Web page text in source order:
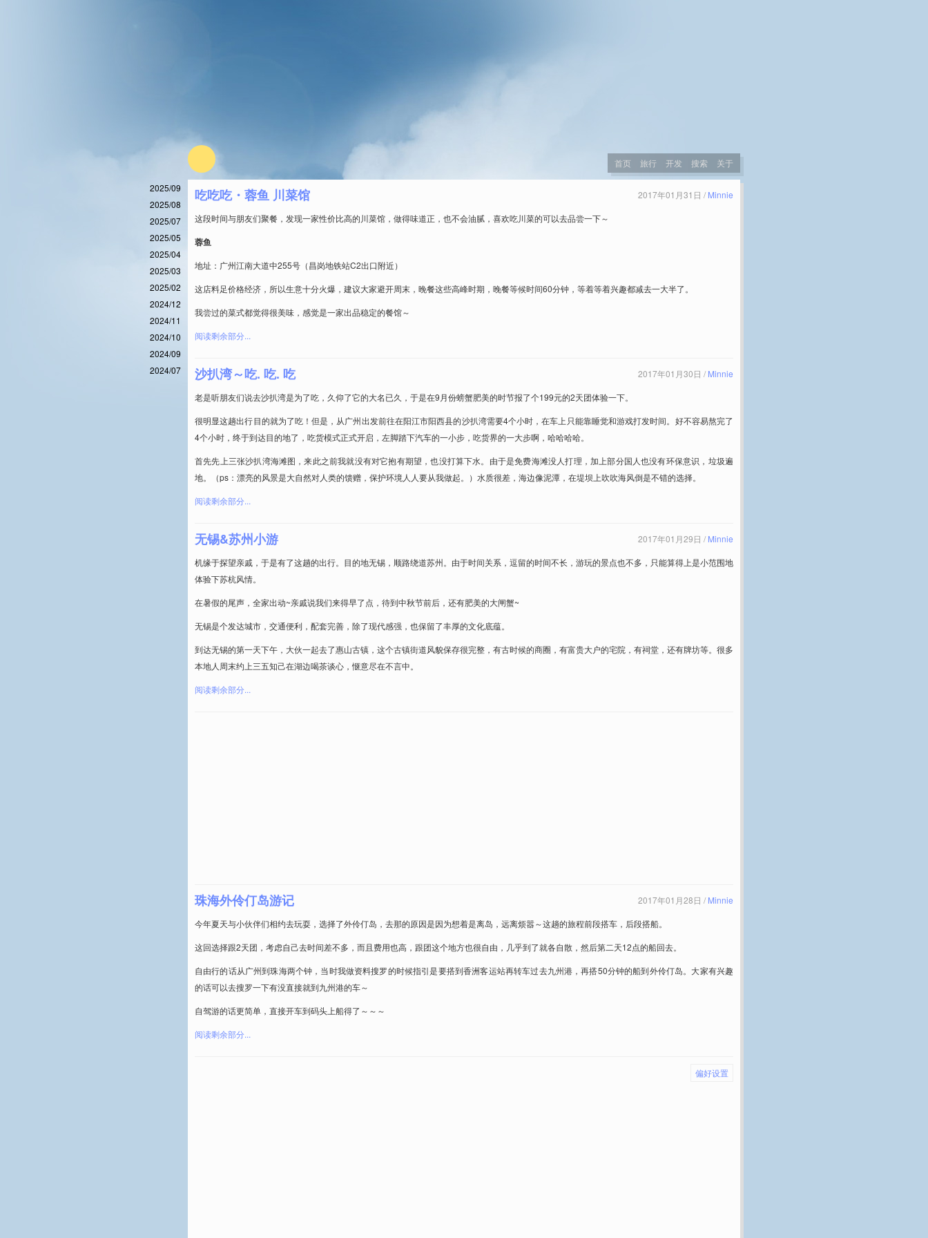
首页 旅行 开发 搜索 关于
2025/09
2025/08
2025/07
2025/05
2025/04
2025/03
2025/02
2024/12
2024/11
2024/10
2024/09
2024/07
吃吃吃・蓉鱼 川菜馆 2017年01月31日 / Minnie
这段时间与朋友们聚餐，发现一家性价比高的川菜馆，做得味道正，也不会油腻，喜欢吃川菜的可以去品尝一下～
蓉鱼
地址：广州江南大道中255号（昌岗地铁站C2出口附近）
这店料足价格经济，所以生意十分火爆，建议大家避开周末，晚餐这些高峰时期，晚餐等候时间60分钟，等着等着兴趣都减去一大半了。
我尝过的菜式都觉得很美味，感觉是一家出品稳定的餐馆～
阅读剩余部分...
沙扒湾～吃. 吃. 吃 2017年01月30日 / Minnie
老是听朋友们说去沙扒湾是为了吃，久仰了它的大名已久，于是在9月份螃蟹肥美的时节报了个199元的2天团体验一下。
很明显这趟出行目的就为了吃！但是，从广州出发前往在阳江市阳西县的沙扒湾需要4个小时，在车上只能靠睡觉和游戏打发时间。好不容易熬完了
4个小时，终于到达目的地了，吃货模式正式开启，左脚踏下汽车的一小步，吃货界的一大步啊，哈哈哈哈。
首先先上三张沙扒湾海滩图，来此之前我就没有对它抱有期望，也没打算下水。由于是免费海滩没人打理，加上部分国人也没有环保意识，垃圾遍
地。（ps：漂亮的风景是大自然对人类的馈赠，保护环境人人要从我做起。）水质很差，海边像泥潭，在堤坝上吹吹海风倒是不错的选择。
阅读剩余部分...
无锡&苏州小游 2017年01月29日 / Minnie
机缘于探望亲戚，于是有了这趟的出行。目的地无锡，顺路绕道苏州。由于时间关系，逗留的时间不长，游玩的景点也不多，只能算得上是小范围地
体验下苏杭风情。
在暑假的尾声，全家出动~亲戚说我们来得早了点，待到中秋节前后，还有肥美的大闸蟹~
无锡是个发达城市，交通便利，配套完善，除了现代感强，也保留了丰厚的文化底蕴。
到达无锡的第一天下午，大伙一起去了惠山古镇，这个古镇街道风貌保存很完整，有古时候的商圈，有富贵大户的宅院，有祠堂，还有牌坊等。很多
本地人周末约上三五知己在湖边喝茶谈心，惬意尽在不言中。
阅读剩余部分...
珠海外伶仃岛游记 2017年01月28日 / Minnie
今年夏天与小伙伴们相约去玩耍，选择了外伶仃岛，去那的原因是因为想着是离岛，远离烦嚣～这趟的旅程前段搭车，后段搭船。
这回选择跟2天团，考虑自己去时间差不多，而且费用也高，跟团这个地方也很自由，几乎到了就各自散，然后第二天12点的船回去。
自由行的话从广州到珠海两个钟，当时我做资料搜罗的时候指引是要搭到香洲客运站再转车过去九州港，再搭50分钟的船到外伶仃岛。大家有兴趣
的话可以去搜罗一下有没直接就到九州港的车～
自驾游的话更简单，直接开车到码头上船得了～～～
阅读剩余部分...
偏好设置